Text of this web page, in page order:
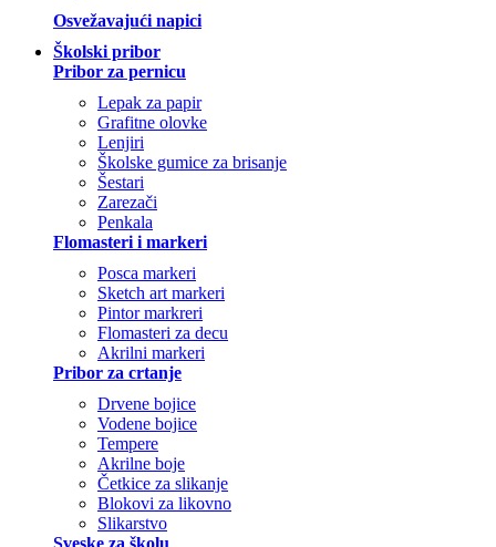
Osvežavajući napici
Školski pribor
Pribor za pernicu
Lepak za papir
Grafitne olovke
Lenjiri
Školske gumice za brisanje
Šestari
Zarezači
Penkala
Flomasteri i markeri
Posca markeri
Sketch art markeri
Pintor markreri
Flomasteri za decu
Akrilni markeri
Pribor za crtanje
Drvene bojice
Vodene bojice
Tempere
Akrilne boje
Četkice za slikanje
Blokovi za likovno
Slikarstvo
Sveske za školu